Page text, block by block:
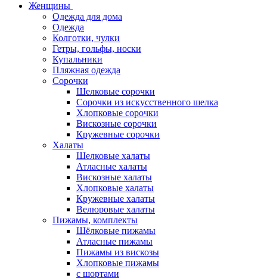
Женщины
Одежда для дома
Одежда
Колготки, чулки
Гетры, гольфы, носки
Купальники
Пляжная одежда
Сорочки
Шелковые сорочки
Сорочки из искусственного шелка
Хлопковые сорочки
Вискозные сорочки
Кружевные сорочки
Халаты
Шелковые халаты
Атласные халаты
Вискозные халаты
Хлопковые халаты
Кружевные халаты
Велюровые халаты
Пижамы, комплекты
Шёлковые пижамы
Атласные пижамы
Пижамы из вискозы
Хлопковые пижамы
с шортами